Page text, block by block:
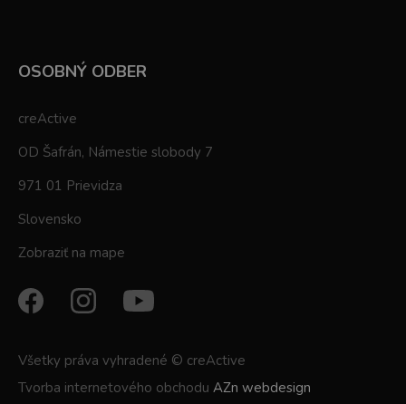
OSOBNÝ ODBER
creActive
OD Šafrán, Námestie slobody 7
971 01 Prievidza
Slovensko
Zobraziť na mape
Všetky práva vyhradené © creActive
Tvorba internetového obchodu AZn webdesign